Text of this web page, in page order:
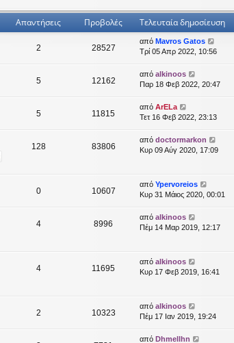
Απαντήσεις Προβολές Τελευταία δημοσίευση
2 28527
από Mavros Gatos
Τρί 05 Απρ 2022, 10:56
5 12162
από alkinoos
Παρ 18 Φεβ 2022, 20:47
5 11815
από ArELa
Τετ 16 Φεβ 2022, 23:13
128 83806
από doctormarkon
Κυρ 09 Αύγ 2020, 17:09
0 10607
από Ypervoreios
Κυρ 31 Μάιος 2020, 00:01
4 8996
από alkinoos
Πέμ 14 Μαρ 2019, 12:17
4 11695
από alkinoos
Κυρ 17 Φεβ 2019, 16:41
2 10323
από alkinoos
Πέμ 17 Ιαν 2019, 19:24
από Dhmellhn